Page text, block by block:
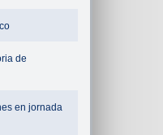
de
en jornada